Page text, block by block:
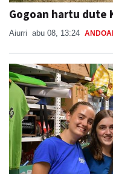
Gogoan hartu dute
Aiurri abu 08, 13:24